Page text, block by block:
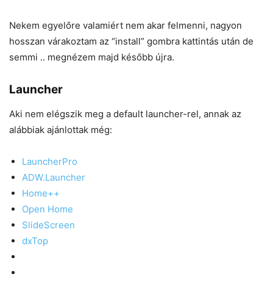
Nekem egyelőre valamiért nem akar felmenni, nagyon
hosszan várakoztam az “install” gombra kattintás után de
semmi .. megnézem majd később újra.
Launcher
Aki nem elégszik meg a default launcher-rel, annak az
alábbiak ajánlottak még:
LauncherPro
ADW.Launcher
Home++
Open Home
SlideScreen
dxTop